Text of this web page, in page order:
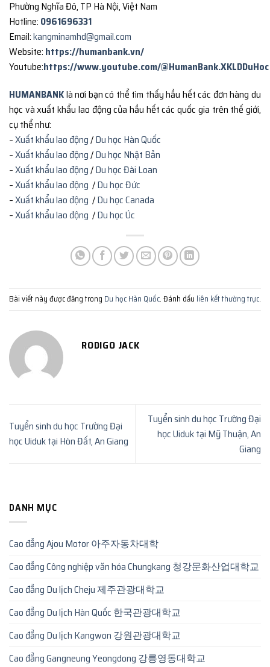
Phường Nghĩa Đô, TP Hà Nội, Việt Nam
Hotline: 0961696331
Email:kangminamhd@gmail.com
Website: https://humanbank.vn/
Youtube:https://www.youtube.com/@HumanBank.XKLDDuHoc
HUMANBANKlà nơi bạn có thể tìm thấy hầu hết các đơn hàng du
học và xuất khẩu lao động của hầu hết các quốc gia trên thế giới,
cụ thể như:
–Xuất khẩu lao động/Du học Hàn Quốc
–Xuất khẩu lao động/Du học Nhật Bản
–Xuất khẩu lao động/Du học Đài Loan
–Xuất khẩu lao động /Du học Đức
–Xuất khẩu lao động /Du học Canada
–Xuất khẩu lao động /Du học Úc
Bài viết này được đăng trong Du học Hàn Quốc. Đánh dấu liên kết thường trực.
RODIGO JACK
Tuyển sinh du học Trường Đại
học Uiduk tại Hòn Đất, An Giang
Tuyển sinh du học Trường Đại
học Uiduk tại Mỹ Thuận, An
Giang
DANH MỤC
Cao đẳng Ajou Motor 아주자동차대학
Cao đẳng Công nghiệp văn hóa Chungkang 청강문화산업대학교
Cao đẳng Du lịch Cheju 제주관광대학교
Cao đẳng Du lịch Hàn Quốc 한국관광대학교
Cao đẳng Du lịch Kangwon 강원관광대학교
Cao đẳng Gangneung Yeongdong 강릉영동대학교